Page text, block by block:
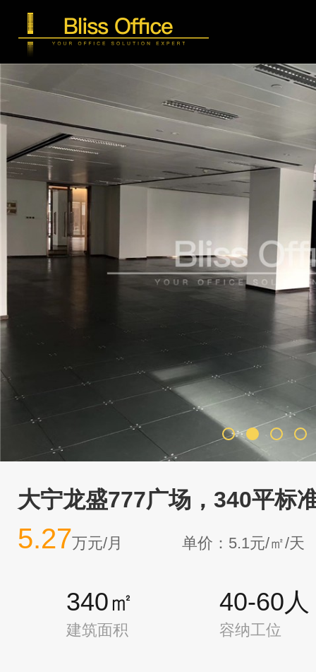
大宁龙盛777广场，340平标
5.27万元/月 单价：5.1元/㎡/天
340㎡
建筑面积
40-60人
容纳工位